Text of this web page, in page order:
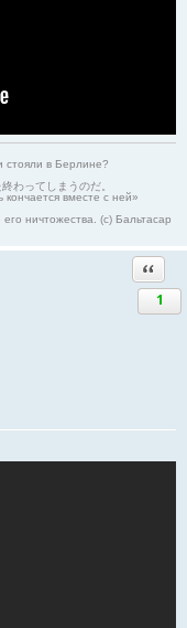
стояли в Берлине?
わってしまうのだ。
кончается вместе с ней»
ничтожества. (с) Бальтасар
1